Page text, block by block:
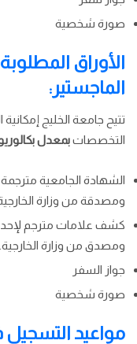
صورة شخصية
الأوراق
الماجستير:
تتيح جامعة الخليج
التخصصاتبمعدل
الشهادة الجامعية مترجمة
ومصدقة من وزارة
كشف علامات مترجم لإحدى
ومصدق من وزارة الخارجية.
جواز السفر
صورة شخصية
مواعيد التسجيل